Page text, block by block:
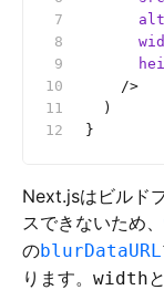
      alt
    />
  )
}
Next.jsはビルド
スできないため、
のblurDataURL
ります。 widthと